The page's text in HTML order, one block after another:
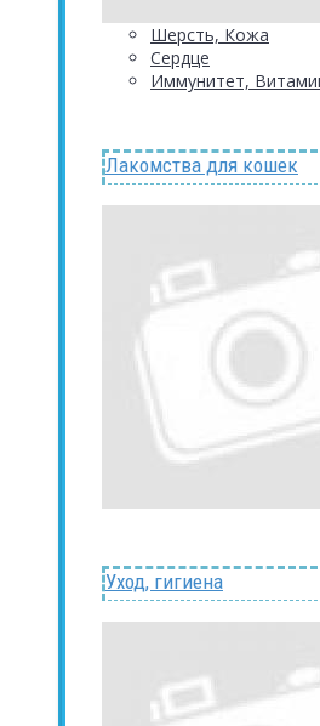
Шерсть, Кожа
Сердце
Иммунитет,
Лакомства для кошек
Уход, гигиена